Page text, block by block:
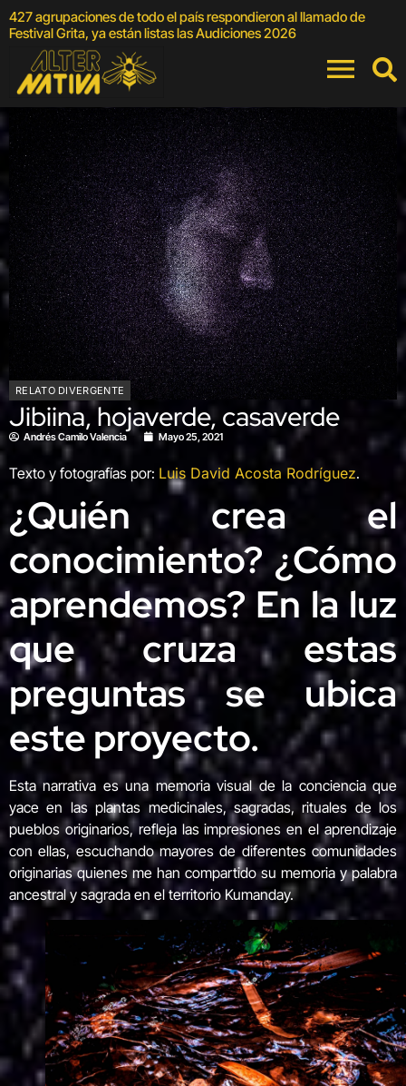
427 agrupaciones de todo el país respondieron al llamado de
Festival Grita, ya están listas las Audiciones 2026
RELATO DIVERGENTE
Jibiina, hojaverde, casaverde
Andrés Camilo Valencia Mayo 25, 2021
Texto y fotografías por: Luis David Acosta Rodríguez.
¿Quién crea el
conocimiento? ¿Cómo
aprendemos? En la luz
que cruza estas
preguntas se ubica
este proyecto.
Esta narrativa es una memoria visual de la conciencia que
yace en las plantas medicinales, sagradas, rituales de los
pueblos originarios, refleja las impresiones en el aprendizaje
con ellas, escuchando mayores de diferentes comunidades
originarias quienes me han compartido su memoria y palabra
ancestral y sagrada en el territorio Kumanday.